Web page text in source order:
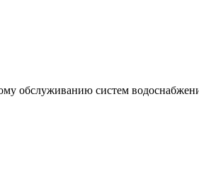
обслуживанию систем